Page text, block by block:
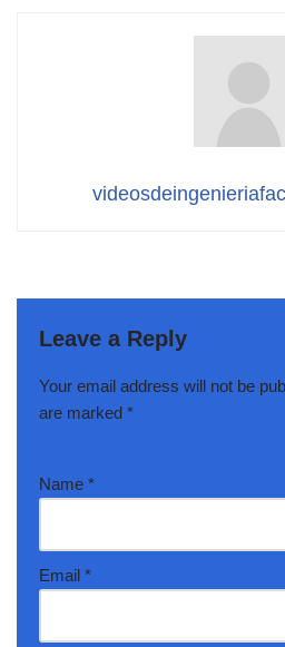
Leave a Reply
Your email address will not be
are marked *
Name *
Email *